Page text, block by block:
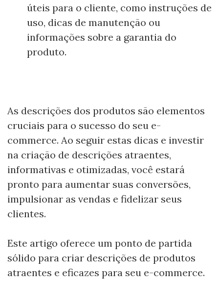
úteis para o cliente, como instruções de
uso, dicas de manutenção ou
informações sobre a garantia do
produto.
As descrições dos produtos são elementos
cruciais para o sucesso do seu e-
commerce. Ao seguir estas dicas e investir
na criação de descrições atraentes,
informativas e otimizadas, você estará
pronto para aumentar suas conversões,
impulsionar as vendas e fidelizar seus
clientes.
Este artigo oferece um ponto de partida
sólido para criar descrições de produtos
atraentes e eficazes para seu e-commerce.